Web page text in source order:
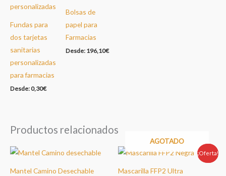
Fundas para
dos tarjetas
sanitarias
personalizadas
para farmacias
Desde:0,30€
Bolsas de
papel para
Farmacias
Desde: 196,10€
Productos relacionados
Mantel Camino Desechable
Oferta!
¡Oferta!
AGOTADO
Mascarilla FFP2 Ultra